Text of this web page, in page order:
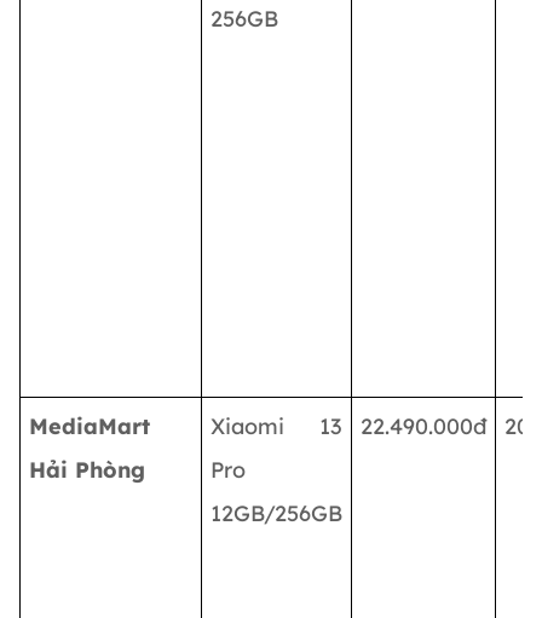
256GB
MediaMart
Hải Phòng
Xiaomi 13
Pro
12GB/256GB
22.490.000đ